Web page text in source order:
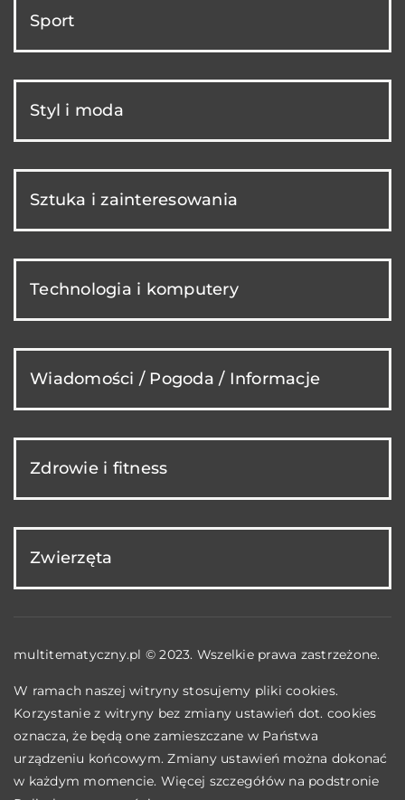
Sport
Styl i moda
Sztuka i zainteresowania
Technologia i komputery
Wiadomości / Pogoda / Informacje
Zdrowie i fitness
Zwierzęta
multitematyczny.pl © 2023. Wszelkie prawa zastrzeżone.
W ramach naszej witryny stosujemy pliki cookies.
Korzystanie z witryny bez zmiany ustawień dot. cookies
oznacza, że będą one zamieszczane w Państwa
urządzeniu końcowym. Zmiany ustawień można dokonać
w każdym momencie. Więcej szczegółów na podstronie